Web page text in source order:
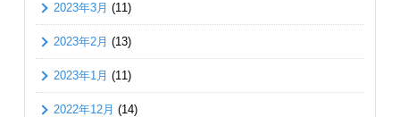
2023年3月 (11)
2023年2月 (13)
2023年1月 (11)
2022年12月 (14)